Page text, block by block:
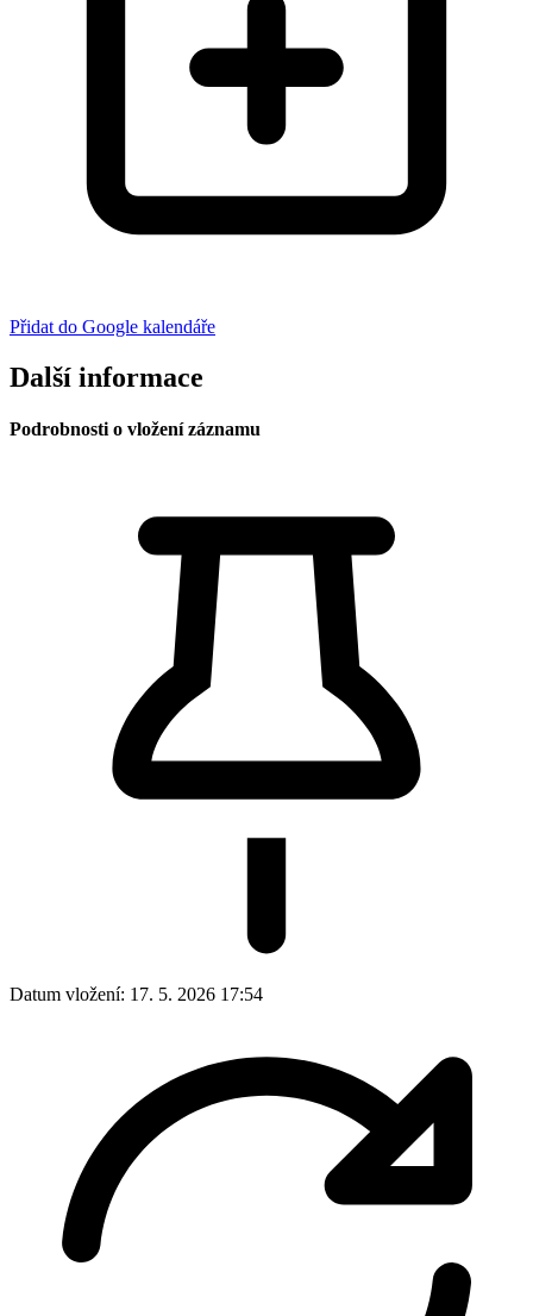
Přidat do Google kalendáře
Další informace
Podrobnosti o vložení záznamu
Datum vložení: 17. 5. 2026 17:54